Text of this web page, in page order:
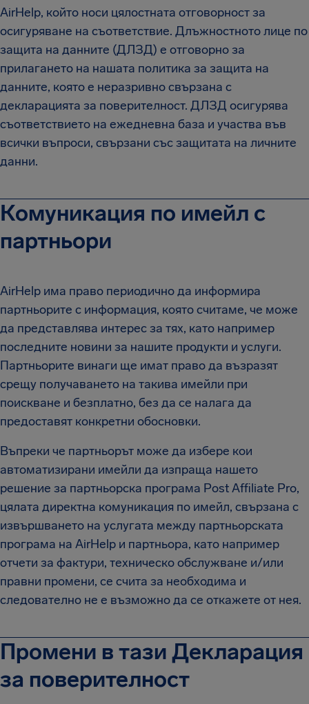
AirHelp, който носи цялостната отговорност за
осигуряване на съответствие. Длъжностното лице по
защита на данните (ДЛЗД) е отговорно за
прилагането на нашата политика за защита на
данните, която е неразривно свързана с
декларацията за поверителност. ДЛЗД осигурява
съответствието на ежедневна база и участва във
всички въпроси, свързани със защитата на личните
данни.
Комуникация по имейл с
партньори
AirHelp има право периодично да информира
партньорите с информация, която считаме, че може
да представлява интерес за тях, като например
последните новини за нашите продукти и услуги.
Партньорите винаги ще имат право да възразят
срещу получаването на такива имейли при
поискване и безплатно, без да се налага да
предоставят конкретни обосновки.
Въпреки че партньорът може да избере кои
автоматизирани имейли да изпраща нашето
решение за партньорска програма Post Affiliate Pro,
цялата директна комуникация по имейл, свързана с
извършването на услугата между партньорската
програма на AirHelp и партньора, като например
отчети за фактури, техническо обслужване и/или
правни промени, се счита за необходима и
следователно не е възможно да се откажете от нея.
Промени в тази Декларация
за поверителност